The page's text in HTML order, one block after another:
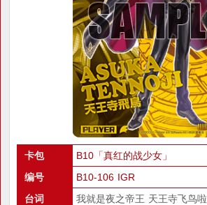
卡包
B10「真红的战少女」
编号
B10-106 IGR
台词
我就是夜之帝王 天王寺飞鸟啦